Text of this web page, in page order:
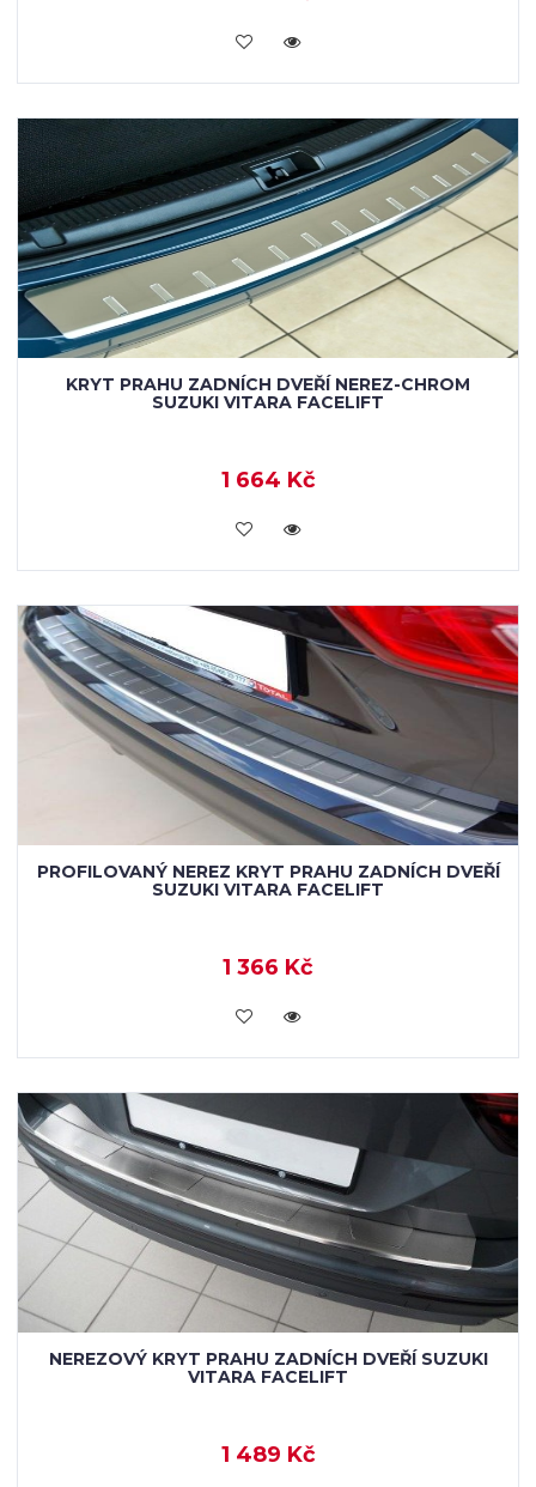
KOUPIT
KRYT PRAHU ZADNÍCH DVEŘÍ NEREZ-CHROM
SUZUKI VITARA FACELIFT
1 664 Kč
KOUPIT
PROFILOVANÝ NEREZ KRYT PRAHU ZADNÍCH DVEŘÍ
SUZUKI VITARA FACELIFT
1 366 Kč
KOUPIT
NEREZOVÝ KRYT PRAHU ZADNÍCH DVEŘÍ SUZUKI
VITARA FACELIFT
1 489 Kč